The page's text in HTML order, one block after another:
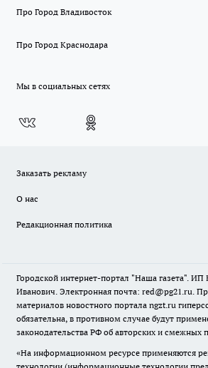
Про Город Владивосток
Про Город Краснодара
Мы в социальных сетях
Заказать рекламу
О нас
Редакционная политика
Городской интернет-портал "Наша газета". ИП
Иванович. Электронная почта: red@pg21.ru.
материалов новостного портала ngzt.ru
обязательна, в противном случае будут
законодательства РФ об авторских и смежных
«На информационном ресурсе применяются